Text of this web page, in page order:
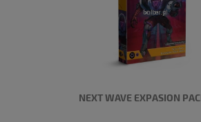
NEXT WAVE EXPASION